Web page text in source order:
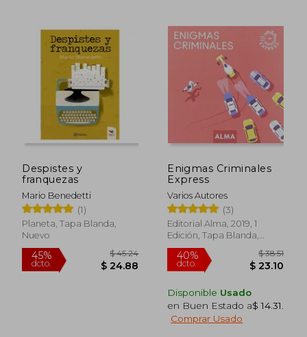
45% 45%
dcto.
Despistes y
franquezas
Mario Benedetti
(1)
Planeta, Tapa Blanda,
Nuevo
Enigmas Criminales
Express
Varios Autores
(3)
Editorial Alma, 2019, 1
Edición, Tapa Blanda,
Nuevo
Disponible Usado
en Buen Estado a$ 14.31
Comprar Usado